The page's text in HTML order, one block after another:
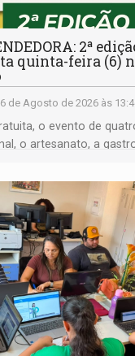
2ª
quinta-feira (6)
de Agosto de 2026 às
o evento de
o artesanato, a